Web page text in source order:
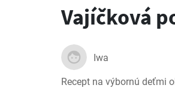
Vajíčková
Iwa
Recept na výbornú deťmi